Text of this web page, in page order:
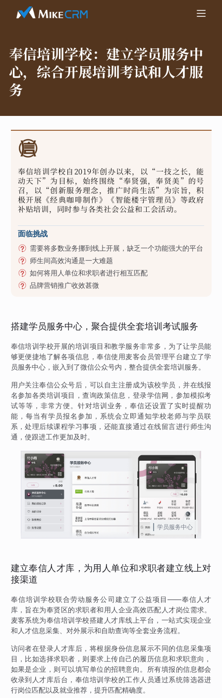
奉信培训学校： 建立学员服务中
心，综合开展培训考试和人才服
务
奉信培训学校自2019年创办以来，以“一技之长，能
动天下”为目标，始终围绕“奉贤强，奉贤美”的号
召，以“创新服务理念，推广时尚生活”为宗旨，积
极开展《经典咖啡制作》《智能楼宇管理员》等政府
补贴培训，同时参与各类社会公益和工会活动。
面临挑战
需要将多数业务挪到线上开展，缺乏一个功能强大的平台
师生间高效沟通是一大难题
如何将用人单位和求职者进行相互匹配
品牌营销推广收效甚微
搭建学员服务中心，聚合提供全套培训考试服务
奉信培训学校开展的培训项目和教学服务非常多，为了让学员能
够更便捷地了解各项信息，奉信使用麦客会员管理平台建立了学
员服务中心，嵌入到了微信公众号内，整合提供全套培训服务。
用户关注奉信公众号后，可以自主注册成为该校学员，并在线报
名参加各类培训项目，查询政策信息，登录学信网，参加模拟考
试等等，非常方便。针对培训业务，奉信还设置了实时提醒功
能，每当有学员报名参加，系统会立即通知学校老师与学员联
系，处理后续课程学习事项，还能直接通过在线留言进行师生沟
通，使跟进工作更加及时。
学员服务中心
建立奉信人才库，为用人单位和求职者建立线上对
接渠道
奉信培训学校联合劳动服务公司建立了公益项目——奉信人才
库，旨在为奉贤区的求职者和用人企业高效匹配人才岗位需求。
麦客系统为奉信培训学校搭建人才库线上平台，一站式实现企业
和人才信息采集、对外展示和自助查询等全套业务流程。
访问者在登录人才库后，将根据身份信息展示不同的信息采集项
目，比如选择求职者，则要求上传自己的履历信息和求职意向，
如果是企业，则可以填写单位的招聘意向。所有填报的信息都会
收录到人才库后台，奉信培训学校的工作人员通过系统筛选器进
行岗位匹配以及就业推荐，提升匹配精确度。